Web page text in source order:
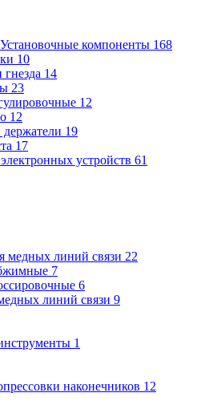
Установочные компоненты 168
10
гнезда 14
23
12
12
19
17
устройств 61
медных линий связи 22
7
6
линий связи 9
1
наконечников 12